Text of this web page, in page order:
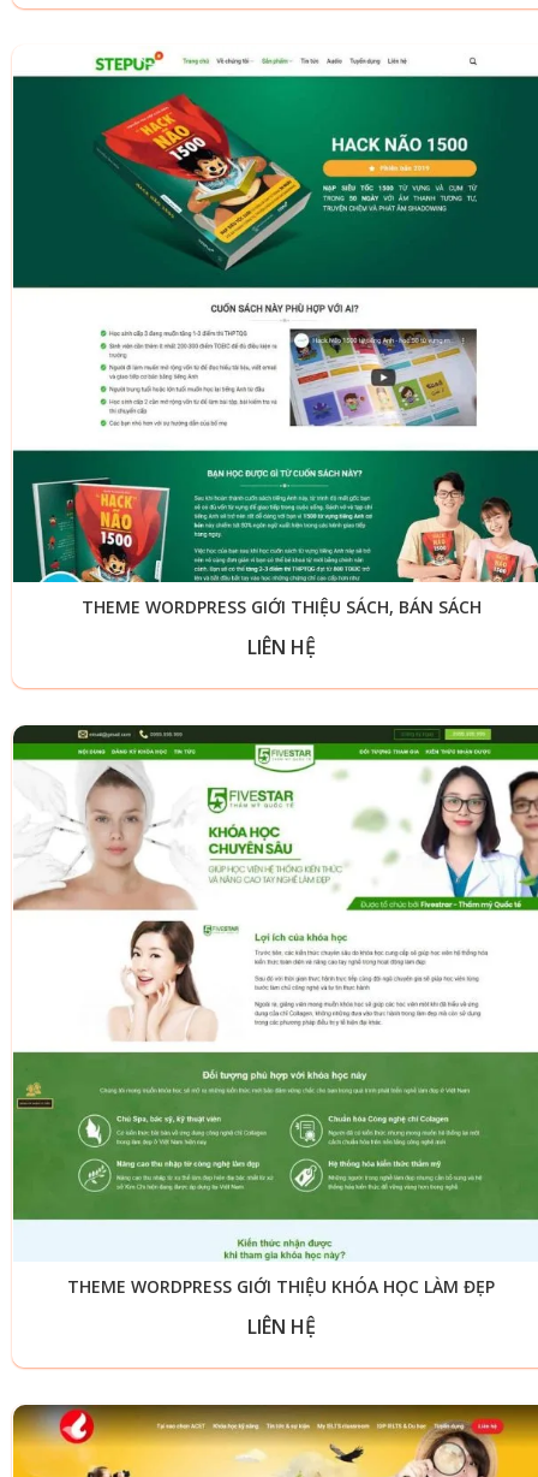
THEME WORDPRESS GIỚI THIỆU SÁCH, BÁN SÁCH
LIÊN HỆ
THEME WORDPRESS GIỚI THIỆU KHÓA HỌC LÀM ĐẸP
LIÊN HỆ